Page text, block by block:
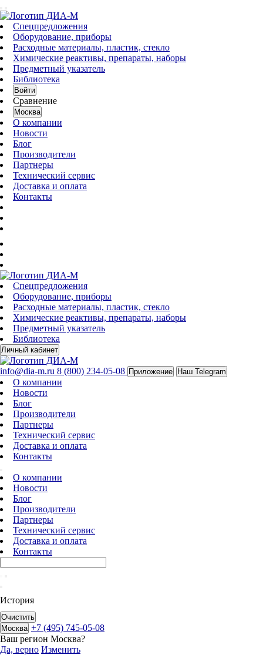
Спецпредложения
Оборудование, приборы
Расходные материалы, пластик, стекло
Химические реактивы, препараты, наборы
Предметный указатель
Библиотека
Войти
Сравнение
Москва
О компании
Новости
Блог
Производители
Партнеры
Технический сервис
Доставка и оплата
Контакты
Спецпредложения
Оборудование, приборы
Расходные материалы, пластик, стекло
Химические реактивы, препараты, наборы
Предметный указатель
Библиотека
Личный кабинет
info@dia-m.ru 8 (800) 234-05-08 Приложение Наш Telegram
О компании
Новости
Блог
Производители
Партнеры
Технический сервис
Доставка и оплата
Контакты
О компании
Новости
Блог
Производители
Партнеры
Технический сервис
Доставка и оплата
Контакты
История
Очистить
Москва +7 (495) 745-05-08
Ваш регион Москва?
Да, верно Изменить